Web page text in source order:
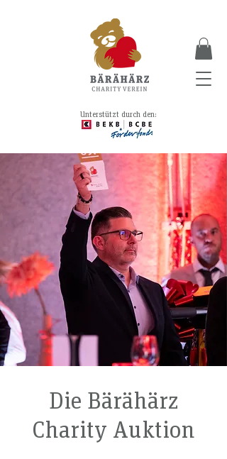
Unterstützt durch den:
Die Bärähärz
Charity Auktion